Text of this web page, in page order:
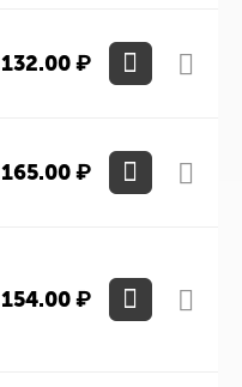
132.00₽
165.00₽
154.00₽